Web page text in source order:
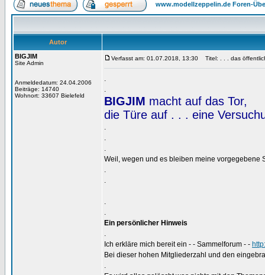
www.modellzeppelin.de Foren-
Autor
BIGJIM
Site Admin
Anmeldedatum: 24.04.2006
Beiträge: 14740
Wohnort: 33607 Bielefeld
Verfasst am: 01.07.2018, 13:30 Titel: . . . das
.
.
BIGJIM macht auf das Tor,
die Türe auf . . . eine
.
.
.
Weil, wegen und es bleiben meine vorgegebene
.
.
.
.
Ein persönlicher Hinweis
.
Ich erkläre mich bereit ein - - Sammelforum - -
Bei dieser hohen Mitgliederzahl und den
.